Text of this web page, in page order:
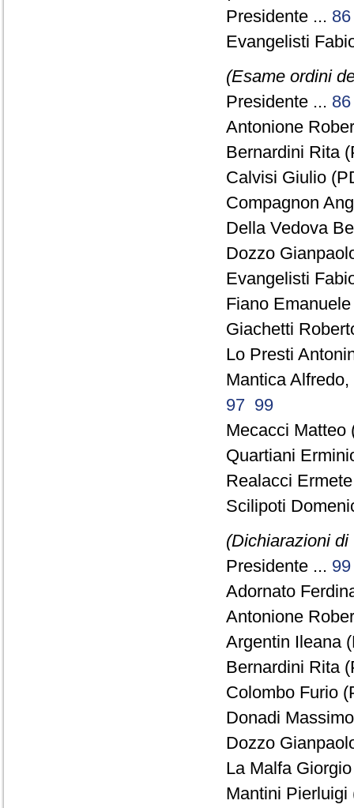
Presidente ... 86
Evangelisti
(Esame ordini
Presidente ... 86
Antonione
Bernardini Rita
Calvisi Giulio
Compagnon
Della Vedova
Dozzo
Evangelisti
Fiano
Giachetti
Lo Presti
Mantica Alfredo,
97 99
Mecacci
Quartiani
Realacci
Scilipoti
(Dichiarazioni
Presidente ... 99
Adornato
Antonione
Argentin Ileana
Bernardini Rita
Colombo Furio
Donadi
Dozzo
La Malfa
Mantini